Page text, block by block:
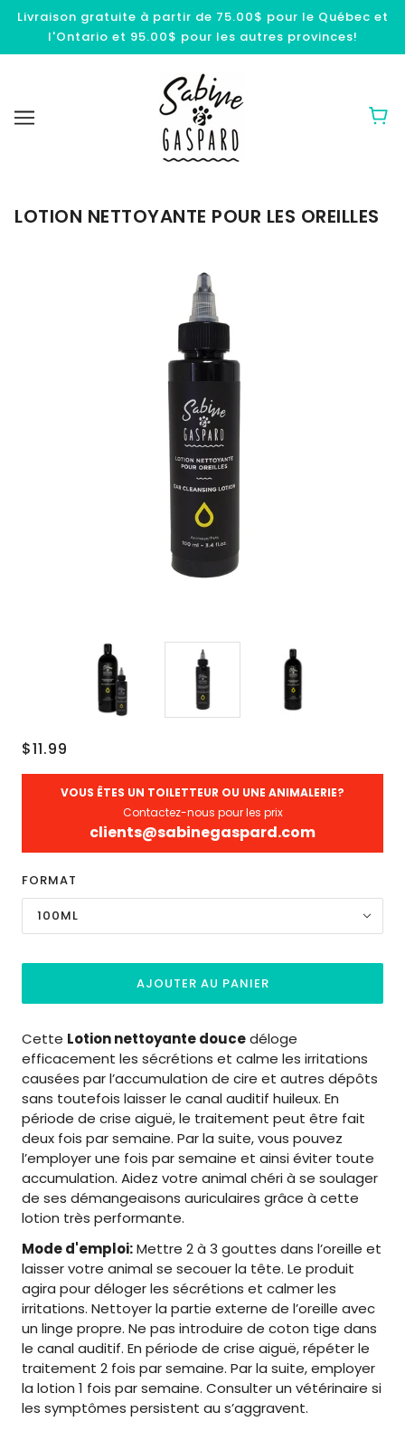
Livraison gratuite à partir de 75.00$ pour le Québec et
l'Ontario et 95.00$ pour les autres provinces!
LOTION NETTOYANTE POUR LES OREILLES
$11.99
VOUS ÊTES UN TOILETTEUR OU UNE ANIMALERIE?
Contactez-nous pour les prix
clients@sabinegaspard.com
FORMAT
100ML
AJOUTER AU PANIER
Cette Lotion nettoyante doucedéloge
efficacement les sécrétions et calme les irritations
causées par l’accumulation de cire et autres dépôts
sans toutefois laisser le canal auditif huileux. En
période de crise aiguë, le traitement peut être fait
deux fois par semaine. Par la suite, vous pouvez
l’employer une fois par semaine et ainsi éviter toute
accumulation. Aidez votre animal chéri à se soulager
de ses démangeaisons auriculaires grâce à cette
lotion très performante.
Mode d'emploi:Mettre 2 à 3 gouttes dans l’oreille et
laisser votre animal se secouer la tête. Le produit
agira pour déloger les sécrétions et calmer les
irritations. Nettoyer la partie externe de l’oreille avec
un linge propre. Ne pas introduire de coton tige dans
le canal auditif. En période de crise aiguë, répéter le
traitement 2 fois par semaine. Par la suite, employer
la lotion 1 fois par semaine. Consulter un vétérinaire si
les symptômes persistent au s’aggravent.